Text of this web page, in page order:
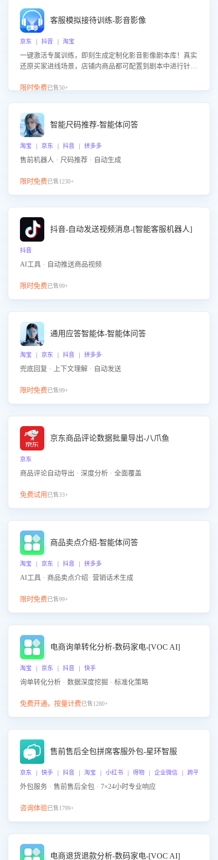
客服模拟接待训练-影音影像
京东 | 抖音 | 淘宝
一键激活专属训练，即刻生成定制化影音影像剧本库！真实
还原买家进线场景，店铺内商品都可配置到剧本中进行针对
击 “立即开通”，快速获取影音影像类目剧本，一键开启客服
限时免费已售50+
智能尺码推荐-智能体问答
淘宝 | 京东 | 抖音 | 拼多多
售前机器人 · 尺码推荐 · 自动生成
限时免费已售1230+
抖音-自动发送视频消息-[智能客服机器人]
抖音
AI工具 · 自动推送商品视频
限时免费已售99+
通用应答智能体-智能体问答
淘宝 | 京东 | 抖音 | 拼多多
兜底回复 · 上下文理解 · 自动发送
限时免费已售99+
京东商品评论数据批量导出-八爪鱼
京东
商品评论自动导出 · 深度分析 · 全面覆盖
免费试用 已售33+
商品卖点介绍-智能体问答
淘宝 | 京东 | 抖音 | 拼多多
AI工具 · 商品卖点介绍· 营销话术生成
限时免费已售99+
电商询单转化分析-数码家电-[VOC AI]
淘宝 | 京东 | 抖音 | 快手
询单转化分析 · 数据深度挖掘 · 标准化策略
免费开通，按量计费已售1280+
售前售后全包拼席客服外包-星环智服
京东 | 快手 | 抖音 | 淘宝 | 小红书 | 得物 | 企业微信 | 跨平台
外包服务 · 售前售后全包 · 7×24小时专业响应
咨询体验已售1799+
电商退货退款分析-数码家电-[VOC AI]